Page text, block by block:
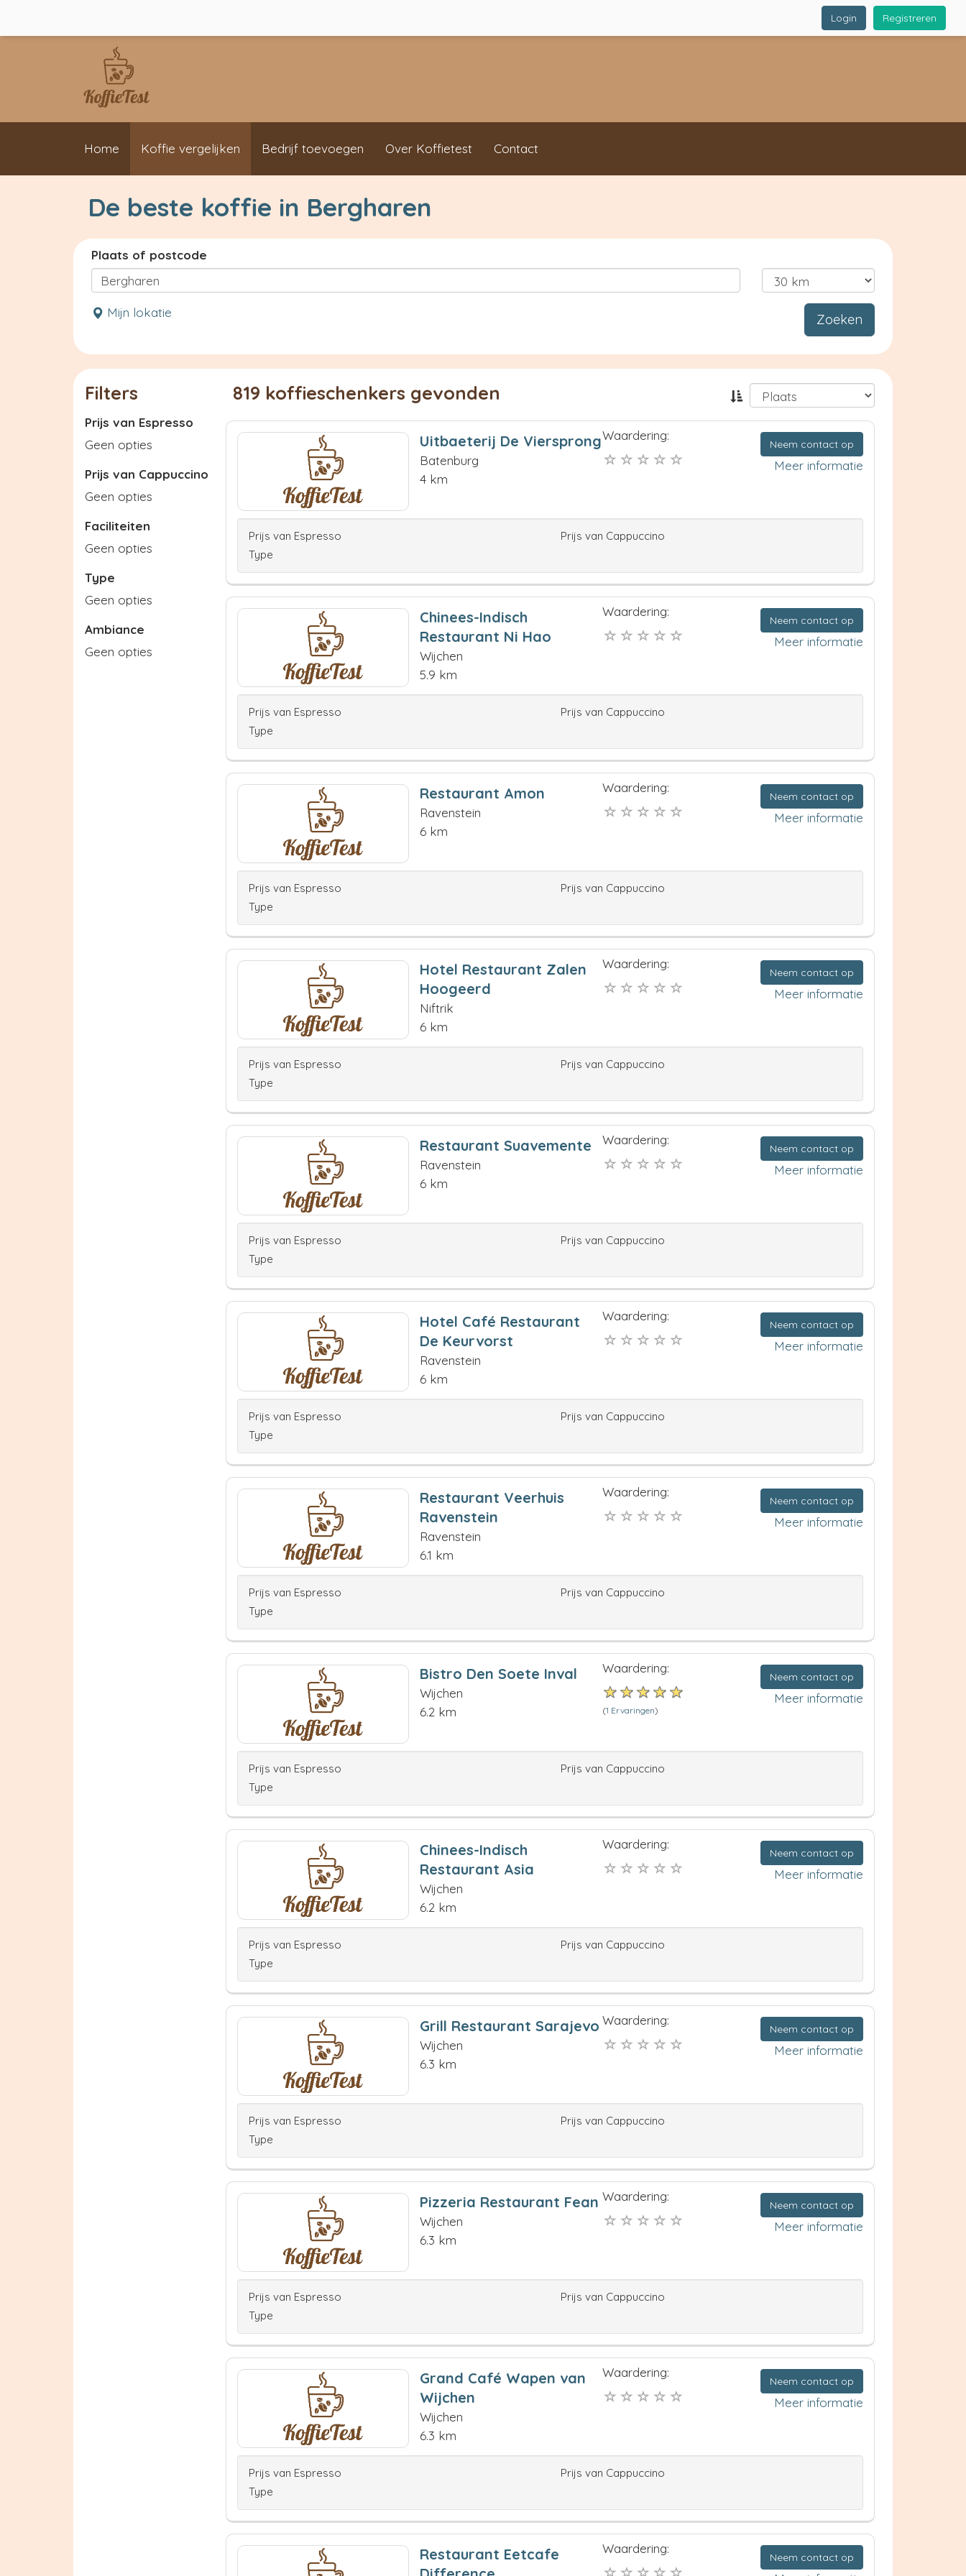
Registreren
Login
Home Koffie vergelijken Bedrijf toevoegen Over Koffietest Contact
De beste koffie in Bergharen
Plaats of postcode
Mijn lokatie Zoeken
Filters
Prijs van Espresso
Geen opties
Prijs van Cappuccino
Geen opties
Faciliteiten
Geen opties
Type
Geen opties
Ambiance
Geen opties
819 koffieschenkers gevonden
Uitbaeterij De Viersprong
Batenburg
4 km
Waardering:
Neem contact op
Meer informatie
Prijs van Espresso
Prijs van Cappuccino
Type
Chinees-Indisch
Restaurant Ni Hao
Wijchen
5.9 km
Waardering:
Neem contact op
Meer informatie
Prijs van Espresso
Prijs van Cappuccino
Type
Restaurant Amon
Ravenstein
6 km
Waardering:
Neem contact op
Meer informatie
Prijs van Espresso
Prijs van Cappuccino
Type
Hotel Restaurant Zalen
Hoogeerd
Niftrik
6 km
Waardering:
Neem contact op
Meer informatie
Prijs van Espresso
Prijs van Cappuccino
Type
Restaurant Suavemente
Ravenstein
6 km
Waardering:
Neem contact op
Meer informatie
Prijs van Espresso
Prijs van Cappuccino
Type
Hotel Café Restaurant
De Keurvorst
Ravenstein
6 km
Waardering:
Neem contact op
Meer informatie
Prijs van Espresso
Prijs van Cappuccino
Type
Restaurant Veerhuis
Ravenstein
Ravenstein
6.1 km
Waardering:
Neem contact op
Meer informatie
Prijs van Espresso
Prijs van Cappuccino
Type
Bistro Den Soete Inval
Wijchen
6.2 km
Waardering:
(1 Ervaringen)
Neem contact op
Meer informatie
Prijs van Espresso
Prijs van Cappuccino
Type
Chinees-Indisch
Restaurant Asia
Wijchen
6.2 km
Waardering:
Neem contact op
Meer informatie
Prijs van Espresso
Prijs van Cappuccino
Type
Grill Restaurant Sarajevo
Wijchen
6.3 km
Waardering:
Neem contact op
Meer informatie
Prijs van Espresso
Prijs van Cappuccino
Type
Pizzeria Restaurant Fean
Wijchen
6.3 km
Waardering:
Neem contact op
Meer informatie
Prijs van Espresso
Prijs van Cappuccino
Type
Grand Café Wapen van
Wijchen
Wijchen
6.3 km
Waardering:
Neem contact op
Meer informatie
Prijs van Espresso
Prijs van Cappuccino
Type
Restaurant Eetcafe
Waardering:
Neem contact op